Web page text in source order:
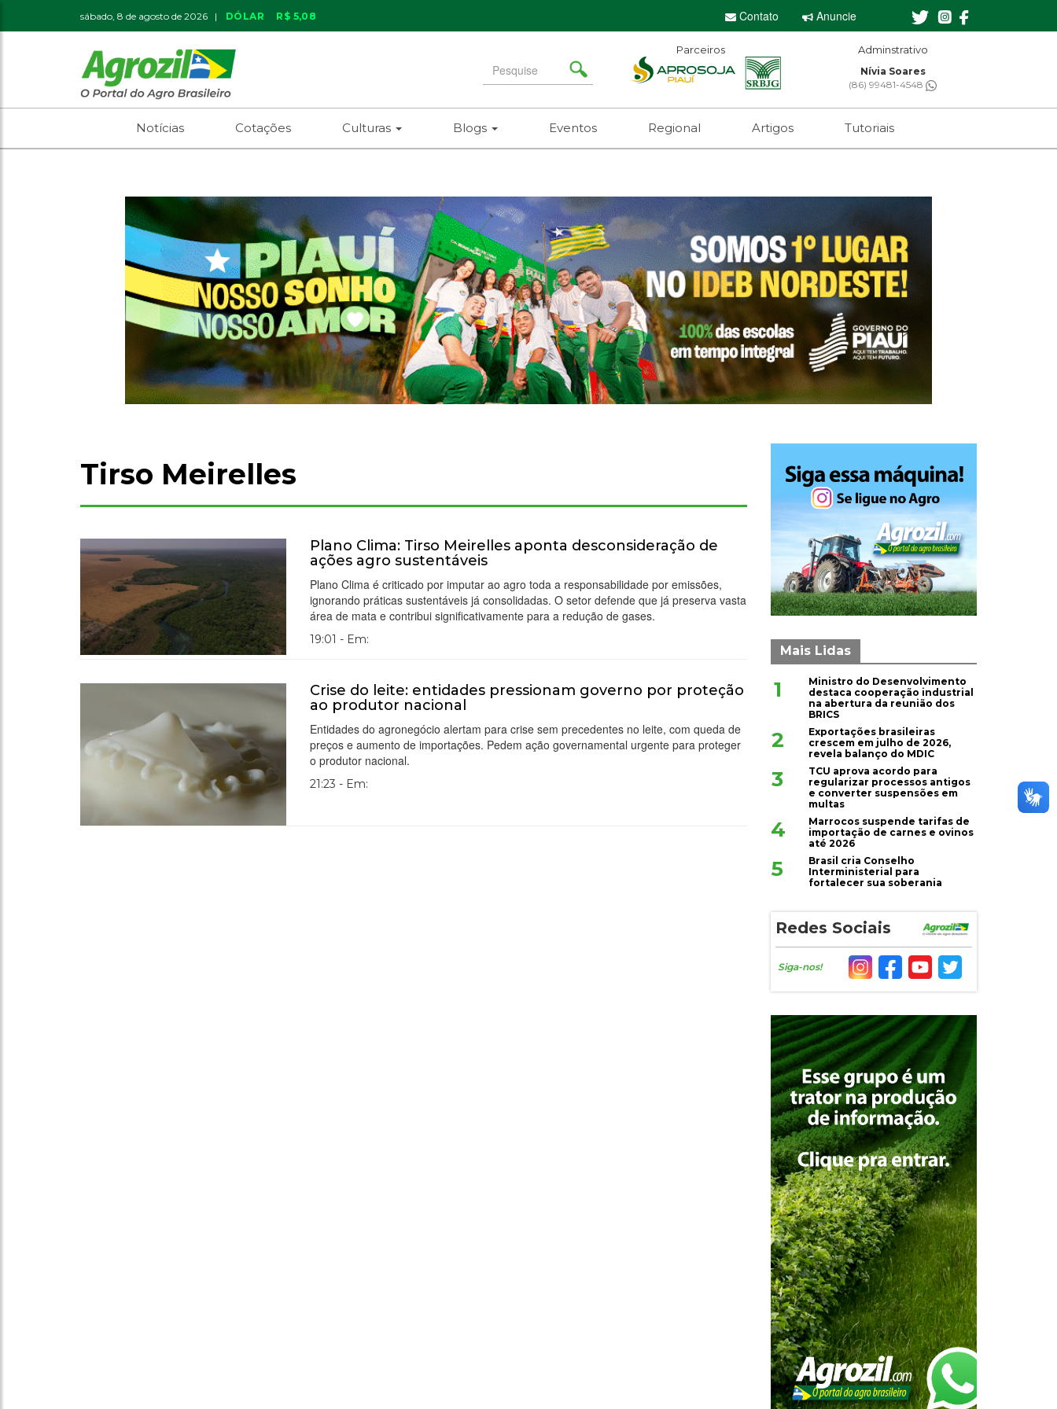
sábado, 8 de agosto de 2026 | DÓLAR R$ 5,08 Contato Anuncie
Search
for
Parceiros Adminstrativo
Nívia Soares
(86) 99481-4548
Notícias Cotações Culturas Blogs Eventos Regional Artigos Tutoriais
Tirso Meirelles
Plano Clima: Tirso Meirelles aponta desconsideração de
ações agro sustentáveis
Plano Clima é criticado por imputar ao agro toda a responsabilidade por emissões,
ignorando práticas sustentáveis já consolidadas. O setor defende que já preserva vasta
área de mata e contribui significativamente para a redução de gases.
19:01 - Em:
Crise do leite: entidades pressionam governo por proteção
ao produtor nacional
Entidades do agronegócio alertam para crise sem precedentes no leite, com queda de
preços e aumento de importações. Pedem ação governamental urgente para proteger
o produtor nacional.
21:23 - Em:
Mais Lidas
1
Ministro do Desenvolvimento
destaca cooperação industrial
na abertura da reunião dos
BRICS
2
Exportações brasileiras
crescem em julho de 2026,
revela balanço do MDIC
3
TCU aprova acordo para
regularizar processos antigos
e converter suspensões em
multas
4
Marrocos suspende tarifas de
importação de carnes e ovinos
até 2026
5
Brasil cria Conselho
Interministerial para
fortalecer sua soberania
Redes Sociais
Siga-nos!